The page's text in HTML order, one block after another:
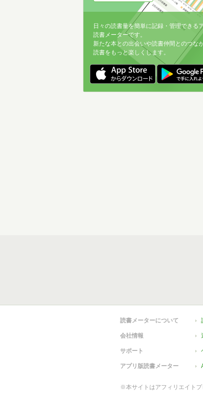
日々の読書量を簡単に記録・管理できる
読書メーターです。
新たな本との出会いや読書仲間とのつなが
読書をもっと楽しくします。
読書メーターについて
会社情報
サポート
アプリ版読書メーター
※本サイトはアフィリエイト